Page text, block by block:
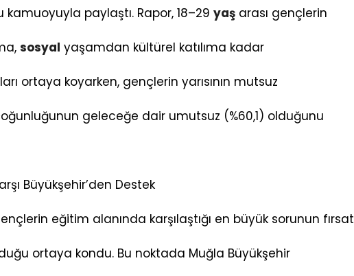
kamuoyuyla paylaştı. Rapor, 18–29 yaş arası gençlerin
sosyal yaşamdan kültürel katılıma kadar
ortaya koyarken, gençlerin yarısının mutsuz
geleceğe dair umutsuz (%60,1) olduğunu
Büyükşehir’den Destek
eğitim alanında karşılaştığı en büyük sorunun fırsat
ortaya kondu. Bu noktada Muğla Büyükşehir